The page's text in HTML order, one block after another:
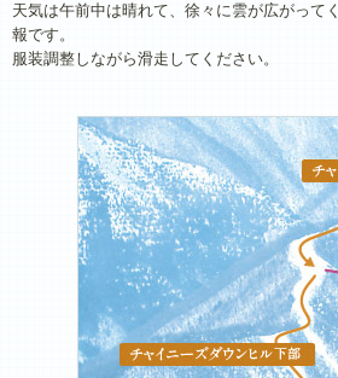
天気は午前中は晴れて、徐々に雲が広がって
報です。
服装調整しながら滑走してください。